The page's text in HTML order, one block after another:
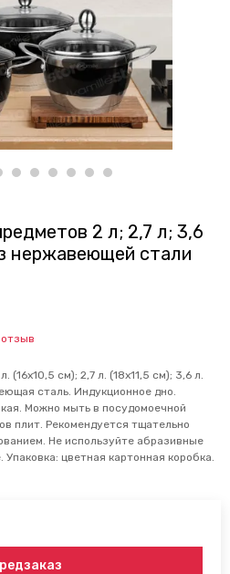
2 л; 2,7 л; 3,6
нержавеющей стали
см); 2,7 л. (18х11,5 см); 3,6 л.
сталь. Индукционное дно.
Можно мыть в посудомоечной
плит. Рекомендуется тщательно
Не используйте абразивные
цветная картонная коробка.